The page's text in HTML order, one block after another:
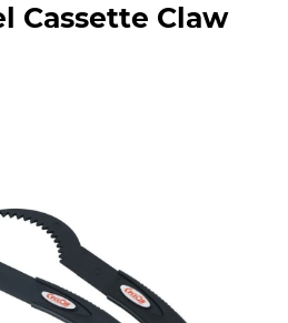
Cassette Claw